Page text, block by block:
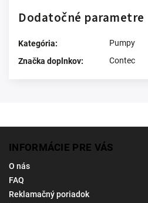
Dodatočné parametre
Kategória:
Pumpy
Značka doplnkov: Contec
INFORMÁCIE PRE VÁS
O nás
FAQ
Reklamačný poriadok